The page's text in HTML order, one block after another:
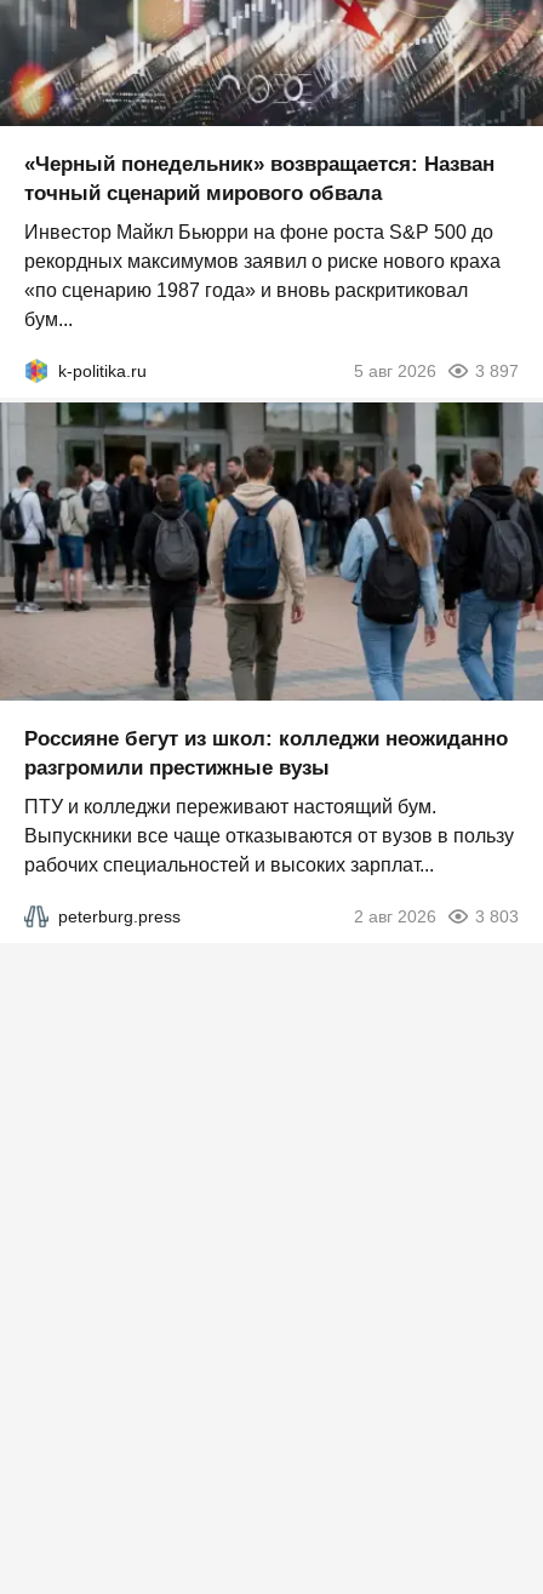
«Черный понедельник» возвращается: Назван
точный сценарий мирового обвала
Инвестор Майкл Бьюрри на фоне роста S&P 500 до
рекордных максимумов заявил о риске нового краха
«по сценарию 1987 года» и вновь раскритиковал
бум...
k-politika.ru 5 авг 2026 3 897
Россияне бегут из школ: колледжи неожиданно
разгромили престижные вузы
ПТУ и колледжи переживают настоящий бум.
Выпускники все чаще отказываются от вузов в пользу
рабочих специальностей и высоких зарплат...
peterburg.press 2 авг 2026 3 803